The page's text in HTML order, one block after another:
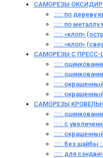
САМОРЕЗЫ
:::::: по дереву
:::::: по металлу
:::::: «клоп»
:::::: «клоп»
САМОРЕЗЫ С
::::::
::::::
::::::
::::::
САМОРЕЗЫ
::::::
:::::: с
::::::
:::::: без шайбы
:::::: для